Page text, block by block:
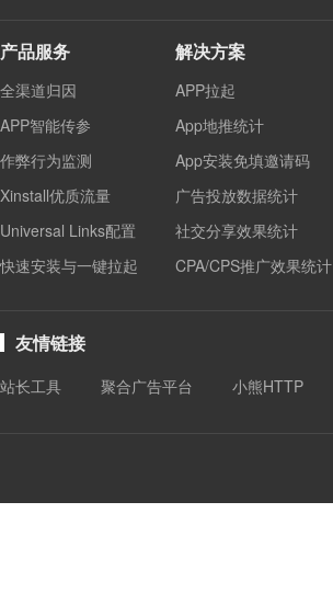
产品服务
全渠道归因
APP智能传参
作弊行为监测
Xinstall优质流量
Universal Links配置
快速安装与一键拉起
解决方案
APP拉起
App地推统计
App安装免填邀请码
广告投放数据统计
社交分享效果统计
CPA/CPS推广效果统计
友情链接
站长工具 聚合广告平台 小熊HTTP